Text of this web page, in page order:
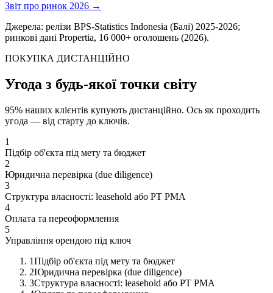
Звіт про ринок 2026 →
Джерела: релізи BPS-Statistics Indonesia (Балі) 2025-2026;
ринкові дані Propertia, 16 000+ оголошень (2026).
ПОКУПКА ДИСТАНЦІЙНО
Угода з будь-якої точки світу
95% наших клієнтів купують дистанційно. Ось як проходить
угода — від старту до ключів.
1
Підбір об'єкта під мету та бюджет
2
Юридична перевірка (due diligence)
3
Структура власності: leasehold або PT PMA
4
Оплата та переоформлення
5
Управління орендою під ключ
1Підбір об'єкта під мету та бюджет
2Юридична перевірка (due diligence)
3Структура власності: leasehold або PT PMA